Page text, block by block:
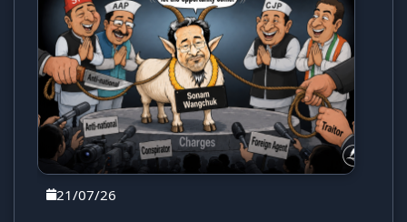
21/07/26